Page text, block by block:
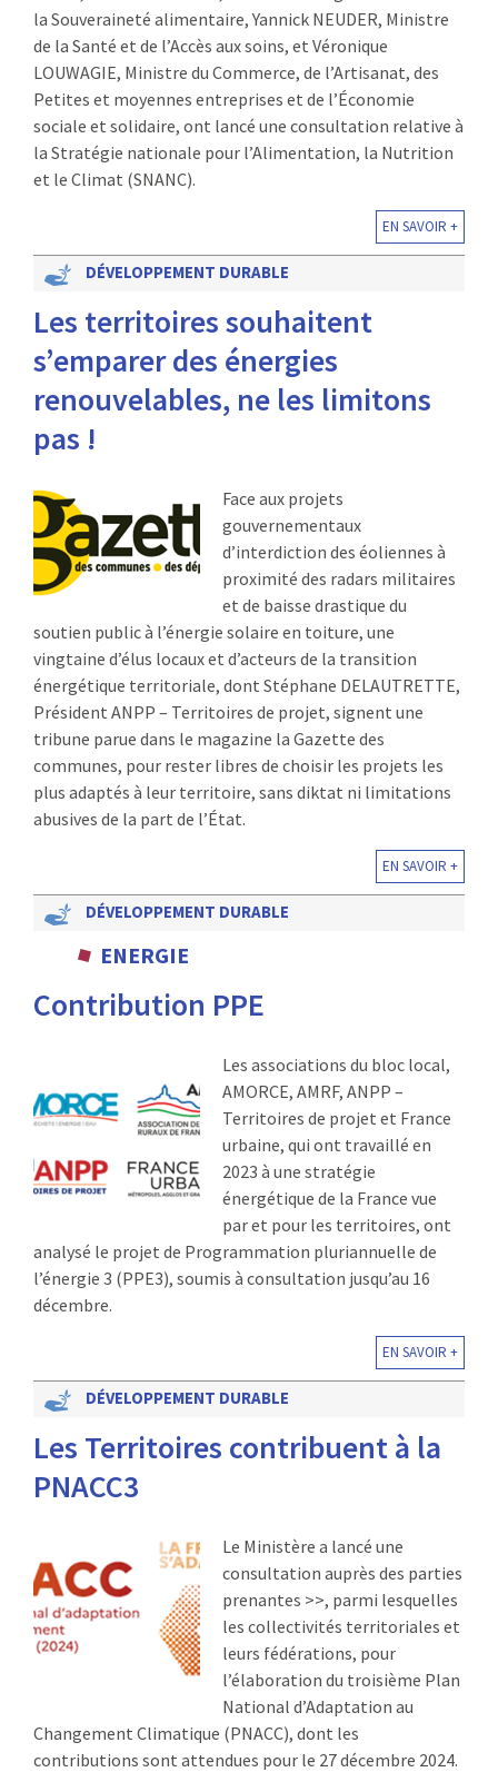
la Souveraineté alimentaire, Yannick NEUDER, Ministre
de la Santé et de l’Accès aux soins, et Véronique
LOUWAGIE, Ministre du Commerce, de l’Artisanat, des
Petites et moyennes entreprises et de l’Économie
sociale et solidaire, ont lancé une consultation relative à
la Stratégie nationale pour l’Alimentation, la Nutrition
et le Climat (SNANC).
EN SAVOIR +
DÉVELOPPEMENT DURABLE
Les territoires souhaitent
s’emparer des énergies
renouvelables, ne les limitons
pas !
Face aux projets
gouvernementaux
d’interdiction des éoliennes à
proximité des radars militaires
et de baisse drastique du
soutien public à l’énergie solaire en toiture, une
vingtaine d’élus locaux et d’acteurs de la transition
énergétique territoriale, dont Stéphane DELAUTRETTE,
Président ANPP – Territoires de projet, signent une
tribune parue dans le magazine la Gazette des
communes, pour rester libres de choisir les projets les
plus adaptés à leur territoire, sans diktat ni limitations
abusives de la part de l’État.
EN SAVOIR +
DÉVELOPPEMENT DURABLE
ENERGIE
Contribution PPE
Les associations du bloc local,
AMORCE, AMRF, ANPP –
Territoires de projet et France
urbaine, qui ont travaillé en
2023 à une stratégie
énergétique de la France vue
par et pour les territoires, ont
analysé le projet de Programmation pluriannuelle de
l’énergie 3 (PPE3), soumis à consultation jusqu’au 16
décembre.
EN SAVOIR +
DÉVELOPPEMENT DURABLE
Les Territoires contribuent à la
PNACC3
Le Ministère a lancé une
consultation auprès des parties
prenantes >>, parmi lesquelles
les collectivités territoriales et
leurs fédérations, pour
l’élaboration du troisième Plan
National d’Adaptation au
Changement Climatique (PNACC), dont les
contributions sont attendues pour le 27 décembre 2024.